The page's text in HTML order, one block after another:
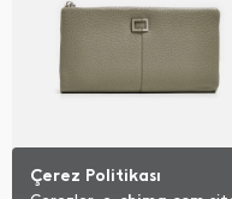
Çerez Politikası